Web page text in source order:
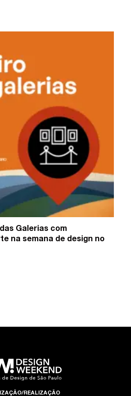
Galerias com
na semana de design no
REALIZAÇÃO